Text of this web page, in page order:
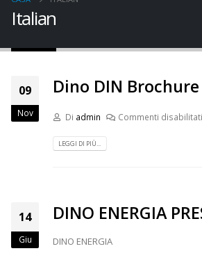
Italian
09
Nov
Dino DIN Brochure
Di admin Commenti disabilitati
LEGGI DI PIÙ...
14
Giu
DINO ENERGIA
DINO ENERGIA